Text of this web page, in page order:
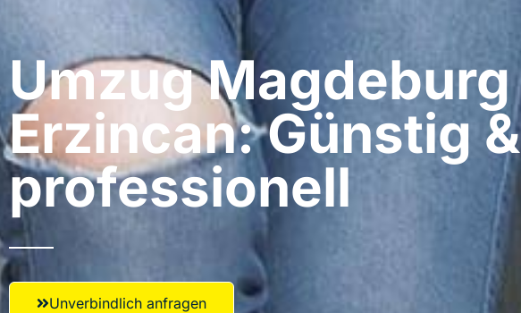
Umzug Magdeburg​
Erzincan: Günstig &
professionell​
Unverbindlich anfragen